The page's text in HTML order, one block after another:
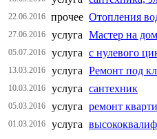
22.06.2016 прочее Отопления
27.06.2016 услуга Мастер на дом
05.07.2016 услуга с нулевого
13.03.2016 услуга Ремонт под
10.03.2016 услуга сантехник
05.03.2016 услуга ремонт
01.03.2016 услуга